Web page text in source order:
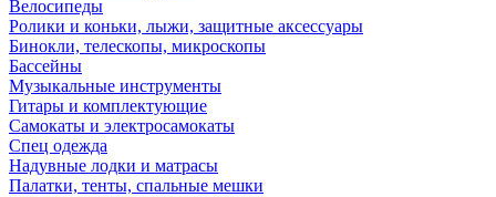
Велосипеды
Ролики и коньки, лыжи, защитные аксессуары
Бинокли, телескопы, микроскопы
Бассейны
Музыкальные инструменты
Гитары и комплектующие
Самокаты и электросамокаты
Спец одежда
Надувные лодки и матрасы
Палатки, тенты, спальные мешки